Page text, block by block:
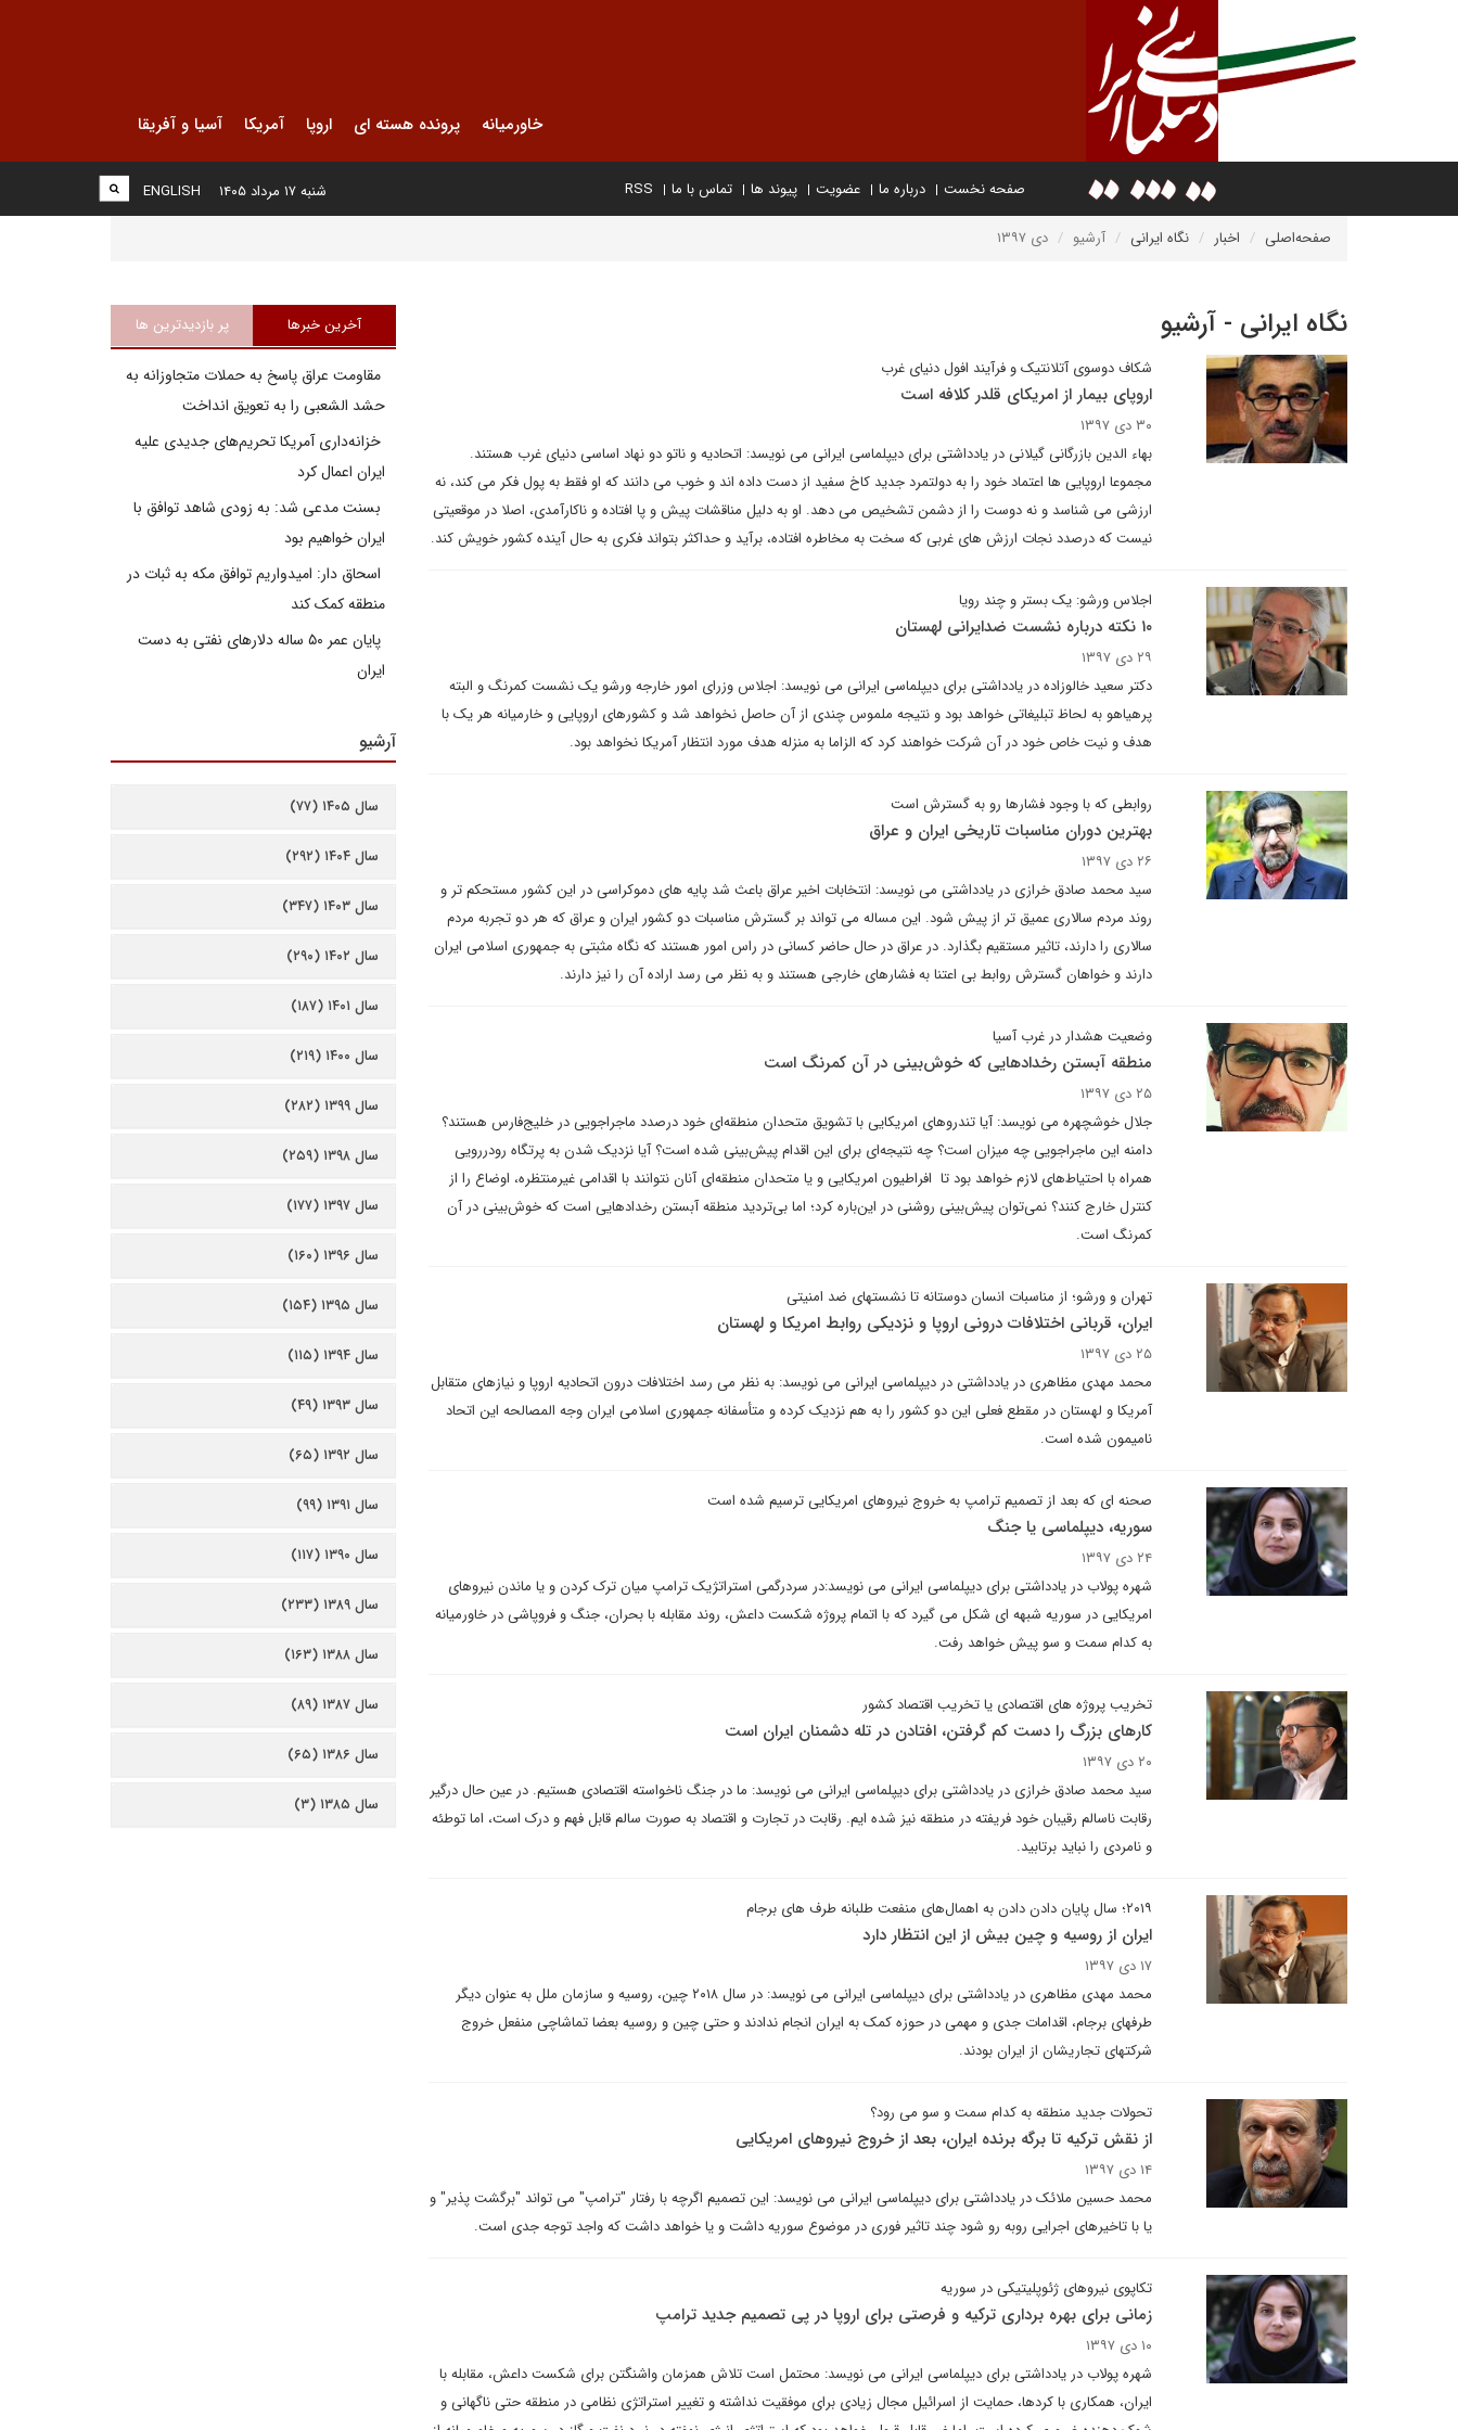
خاورمیانه پرونده هسته ای اروپا آمریکا آسیا و آفریقا
صفحه نخست درباره ما عضویت پیوند ها تماس با ما RSS
ENGLISH شنبه ۱۷ مرداد ۱۴۰۵
صفحه‌اصلی اخبار نگاه ایرانی آرشیو دی ۱۳۹۷
نگاه ایرانی - آرشیو
شکاف دوسوی آتلانتیک و فرآیند افول دنیای غرب
اروپای بیمار از امریکای قلدر کلافه است
۳۰ دی ۱۳۹۷
بهاء الدین بازرگانی گیلانی در یادداشتی برای دیپلماسی ایرانی می نویسد: اتحادیه و ناتو دو نهاد اساسی دنیای غرب هستند.
مجموعا اروپایی ها اعتماد خود را به دولتمرد جدید کاخ سفید از دست داده اند و خوب می دانند که او فقط به پول فکر می کند، نه
ارزشی می شناسد و نه دوست را از دشمن تشخیص می دهد. او به دلیل مناقشات پیش و پا افتاده و ناکارآمدی، اصلا در موقعیتی
نیست که درصدد نجات ارزش های غربی که سخت به مخاطره افتاده، برآید و حداکثر بتواند فکری به حال آینده کشور خویش کند.
اجلاس ورشو: یک بستر و چند رویا
۱۰ نکته درباره نشست ضدایرانی لهستان
۲۹ دی ۱۳۹۷
دکتر سعید خالوزاده در یادداشتی برای دیپلماسی ایرانی می نویسد: اجلاس وزرای امور خارجه ورشو یک نشست کمرنگ و البته
پرهیاهو به لحاظ تبلیغاتی خواهد بود و نتیجه ملموس چندی از آن حاصل نخواهد شد و کشورهای اروپایی و خارمیانه هر یک با
هدف و نیت خاص خود در آن شرکت خواهند کرد که الزاما به منزله هدف مورد انتظار آمریکا نخواهد بود.
روابطی که با وجود فشارها رو به گسترش است
بهترین دوران مناسبات تاریخی ایران و عراق
۲۶ دی ۱۳۹۷
سید محمد صادق خرازی در یادداشتی می نویسد: انتخابات اخیر عراق باعث شد پایه های دموکراسی در این کشور مستحکم تر و
روند مردم سالاری عمیق تر از پیش شود. این مساله می تواند بر گسترش مناسبات دو کشور ایران و عراق که هر دو تجربه مردم
سالاری را دارند، تاثیر مستقیم بگذارد. در عراق در حال حاضر کسانی در راس امور هستند که نگاه مثبتی به جمهوری اسلامی ایران
دارند و خواهان گسترش روابط بی اعتنا به فشارهای خارجی هستند و به نظر می رسد اراده آن را نیز دارند.
وضعیت هشدار در غرب آسیا
منطقه آبستن رخدادهایی که خوش‌بینی در آن کمرنگ است
۲۵ دی ۱۳۹۷
جلال خوشچهره می نویسد: آیا تندروهای امریکایی با تشویق متحدان منطقه‌ای خود درصدد ماجراجویی در خلیج‌فارس هستند؟
دامنه این ماجراجویی چه میزان است؟ چه نتیجه‌ای برای این اقدام پیش‌بینی شده است؟ آیا نزدیک شدن به پرتگاه رودررویی
همراه با احتیاط‌های لازم خواهد بود تا افراطیون امریکایی و یا متحدان منطقه‌ای آنان نتوانند با اقدامی غیرمنتظره، اوضاع را از
کنترل خارج کنند؟ نمی‌توان پیش‌بینی روشنی در این‌باره کرد؛ اما بی‌تردید منطقه آبستن رخدادهایی است که خوش‌بینی در آن
کمرنگ است.
تهران و ورشو؛ از مناسبات انسان دوستانه تا نشستهای ضد امنیتی
ایران، قربانی اختلافات درونی اروپا و نزدیکی روابط امریکا و لهستان
۲۵ دی ۱۳۹۷
محمد مهدی مظاهری در یادداشتی در دیپلماسی ایرانی می نویسد: به نظر می رسد اختلافات درون اتحادیه اروپا و نیازهای متقابل
آمریکا و لهستان در مقطع فعلی این دو کشور را به هم نزدیک کرده و متأسفانه جمهوری اسلامی ایران وجه المصالحه این اتحاد
نامیمون شده است.
صحنه ای که بعد از تصمیم ترامپ به خروج نیروهای امریکایی ترسیم شده است
سوریه، دیپلماسی یا جنگ
۲۴ دی ۱۳۹۷
شهره پولاب در یادداشتی برای دیپلماسی ایرانی می نویسد:در سردرگمی استراتژیک ترامپ میان ترک کردن و یا ماندن نیروهای
امریکایی در سوریه شبهه ای شکل می گیرد که با اتمام پروژه شکست داعش، روند مقابله با بحران، جنگ و فروپاشی در خاورمیانه
به کدام سمت و سو پیش خواهد رفت.
تخریب پروژه های اقتصادی یا تخریب اقتصاد کشور
کارهای بزرگ را دست کم گرفتن، افتادن در تله دشمنان ایران است
۲۰ دی ۱۳۹۷
سید محمد صادق خرازی در یادداشتی برای دیپلماسی ایرانی می نویسد: ما در جنگ ناخواسته اقتصادی هستیم. در عین حال درگیر
رقابت ناسالم رقیبان خود فریفته در منطقه نیز شده ایم. رقابت در تجارت و اقتصاد به صورت سالم قابل فهم و درک است، اما توطئه
و نامردی را نباید برتابید.
۲۰۱۹؛ سال پایان دادن دادن به اهمال‌های منفعت طلبانه طرف های برجام
ایران از روسیه و چین بیش از این انتظار دارد
۱۷ دی ۱۳۹۷
محمد مهدی مظاهری در یادداشتی برای دیپلماسی ایرانی می نویسد: در سال ۲۰۱۸ چین، روسیه و سازمان ملل به عنوان دیگر
طرفهای برجام، اقدامات جدی و مهمی در حوزه کمک به ایران انجام ندادند و حتی چین و روسیه بعضا تماشاچی منفعل خروج
شرکتهای تجاریشان از ایران بودند.
تحولات جدید منطقه به کدام سمت و سو می رود؟
از نقش ترکیه تا برگه برنده ایران، بعد از خروج نیروهای امریکایی
۱۴ دی ۱۳۹۷
محمد حسین ملائک در یادداشتی برای دیپلماسی ایرانی می نویسد: این تصمیم اگرچه با رفتار "ترامپ" می تواند "برگشت پذیر" و
یا با تاخیرهای اجرایی روبه رو شود چند تاثیر فوری در موضوع سوریه داشت و یا خواهد داشت که واجد توجه جدی است.
تکاپوی نیروهای ژئوپلیتیکی در سوریه
زمانی برای بهره برداری ترکیه و فرصتی برای اروپا در پی تصمیم جدید ترامپ
۱۰ دی ۱۳۹۷
شهره پولاب در یادداشتی برای دیپلماسی ایرانی می نویسد: محتمل است تلاش همزمان واشنگتن برای شکست داعش، مقابله با
ایران، همکاری با کردها، حمایت از اسرائیل مجال زیادی برای موفقیت نداشته و تغییر استراتژی نظامی در منطقه حتی ناگهانی و
آخرین خبرها پر بازدیدترین ها
مقاومت عراق پاسخ به حملات متجاوزانه به
حشد الشعبی را به تعویق انداخت
خزانه‌داری آمریکا تحریم‌های جدیدی علیه
ایران اعمال کرد
بسنت مدعی شد: به زودی شاهد توافق با
ایران خواهیم بود
اسحاق دار: امیدواریم توافق مکه به ثبات در
منطقه کمک کند
پایان عمر ۵۰ ساله دلارهای نفتی به دست
ایران
آرشیو
سال ۱۴۰۵ (۷۷)
سال ۱۴۰۴ (۲۹۲)
سال ۱۴۰۳ (۳۴۷)
سال ۱۴۰۲ (۲۹۰)
سال ۱۴۰۱ (۱۸۷)
سال ۱۴۰۰ (۲۱۹)
سال ۱۳۹۹ (۲۸۲)
سال ۱۳۹۸ (۲۵۹)
سال ۱۳۹۷ (۱۷۷)
سال ۱۳۹۶ (۱۶۰)
سال ۱۳۹۵ (۱۵۴)
سال ۱۳۹۴ (۱۱۵)
سال ۱۳۹۳ (۴۹)
سال ۱۳۹۲ (۶۵)
سال ۱۳۹۱ (۹۹)
سال ۱۳۹۰ (۱۱۷)
سال ۱۳۸۹ (۲۳۳)
سال ۱۳۸۸ (۱۶۳)
سال ۱۳۸۷ (۸۹)
سال ۱۳۸۶ (۶۵)
سال ۱۳۸۵ (۳)